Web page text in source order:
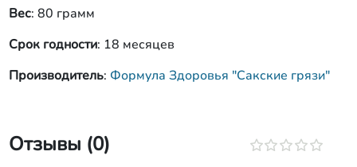
Вес: 80 грамм
Срок годности: 18 месяцев
Производитель: Формула Здоровья "Сакские грязи"
Отзывы (0)